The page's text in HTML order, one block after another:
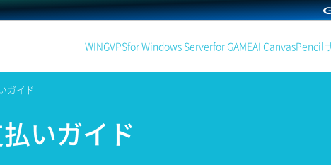
WINGVPSfor Windows Serverfor GAMEAI CanvasPencil
ガイド
いガイド